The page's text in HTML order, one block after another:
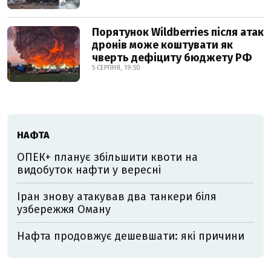
Порятунок Wildberries після атак
дронів може коштувати як
чверть дефіциту бюджету РФ
5 СЕРПНЯ, 19:50
НАФТА
ОПЕК+ планує збільшити квоти на
видобуток нафти у вересні
Іран знову атакував два танкери біля
узбережжя Оману
Нафта продовжує дешевшати: які причини